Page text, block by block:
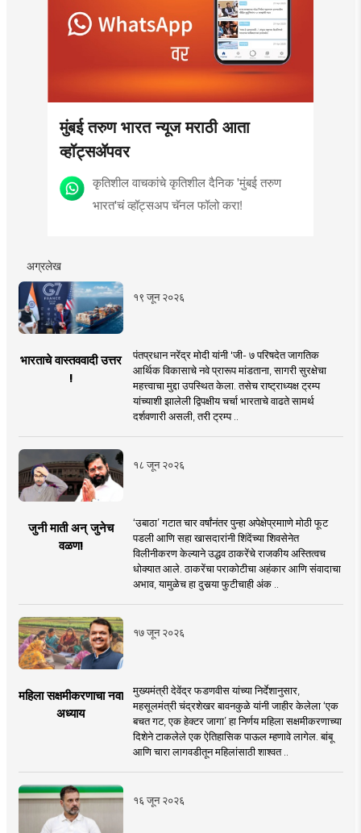
मुंबई तरुण भारत न्यूज मराठी आता
व्हॉट्सॲपवर
कृतिशील वाचकांचे कृतिशील दैनिक 'मुंबई तरुण
भारत'चं व्हॉट्सअप चॅनल फॉलो करा!
अग्रलेख
१९ जून २०२६
भारताचे वास्तववादी उत्तर
!
पंतप्रधान नरेंद्र मोदी यांनी 'जी- ७ परिषदेत जागतिक
आर्थिक विकासाचे नवे प्रारूप मांडताना, सागरी सुरक्षेचा
महत्त्वाचा मुद्दा उपस्थित केला. तसेच राष्ट्राध्यक्ष ट्रम्प
यांच्याशी झालेली द्विपक्षीय चर्चा भारताचे वाढते सामर्थ
दर्शवणारी असली, तरी ट्रम्प ..
१८ जून २०२६
जुनी माती अन् जुनेच
वळण!
‘उबाठा’ गटात चार वर्षांनंतर पुन्हा अपेक्षेप्रमााणे मोठी फूट
पडली आणि सहा खासदारांनी शिंदेंच्या शिवसेनेत
विलीनीकरण केल्याने उद्धव ठाकरेंचे राजकीय अस्तित्वच
धोक्यात आले. ठाकरेंचा पराकोटीचा अहंकार आणि संवादाचा
अभाव, यामुळेच हा दुसर्‍या फुटीचाही अंक ..
१७ जून २०२६
महिला सक्षमीकरणाचा नवा
अध्याय
मुख्यमंत्री देवेंद्र फडणवीस यांच्या निर्देशानुसार,
महसूलमंत्री चंद्रशेखर बावनकुळे यांनी जाहीर केलेला ‘एक
बचत गट, एक हेक्टर जागा’ हा निर्णय महिला सक्षमीकरणाच्या
दिशेने टाकलेले एक ऐतिहासिक पाऊल म्हणावे लागेल. बांबू
आणि चारा लागवडीतून महिलांसाठी शाश्वत ..
१६ जून २०२६